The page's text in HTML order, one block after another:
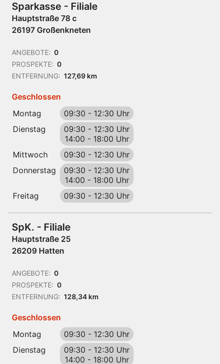
Sparkasse - Filiale
Hauptstraße 78 c
26197 Großenkneten
ANGEBOTE: 0
PROSPEKTE: 0
ENTFERNUNG: 127,69 km
Geschlossen
Montag
09:30 - 12:30 Uhr
Dienstag
09:30 - 12:30 Uhr
14:00 - 18:00 Uhr
Mittwoch
09:30 - 12:30 Uhr
Donnerstag
09:30 - 12:30 Uhr
14:00 - 18:00 Uhr
Freitag
09:30 - 12:30 Uhr
SpK. - Filiale
Hauptstraße 25
26209 Hatten
ANGEBOTE: 0
PROSPEKTE: 0
ENTFERNUNG: 128,34 km
Geschlossen
Montag
09:30 - 12:30 Uhr
Dienstag
09:30 - 12:30 Uhr
14:00 - 18:00 Uhr